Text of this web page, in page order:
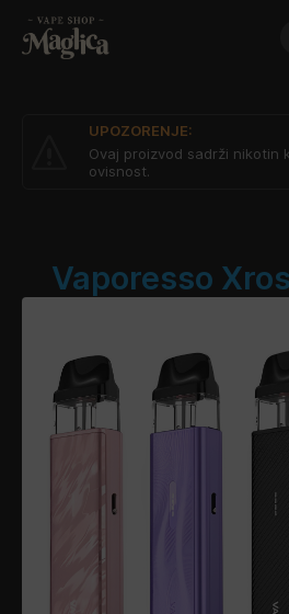
UPOZORENJE:
Ovaj proizvod sadrži nikotin
ovisnost.
Vaporesso